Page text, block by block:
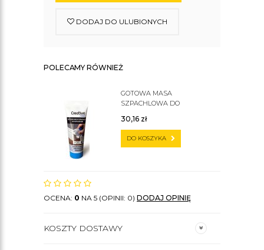
DODAJ DO ULUBIONYCH
POLECAMY RÓWNIEŻ
GOTOWA MASA
SZPACHLOWA DO
30,16 zł
DO KOSZYKA
OCENA: 0 NA 5 (OPINII: 0) DODAJ OPINIĘ
KOSZTY DOSTAWY